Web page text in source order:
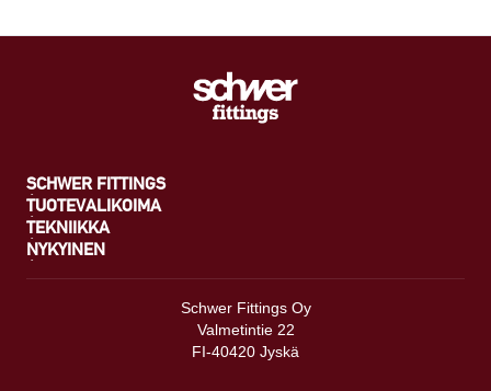
SCHWER FITTINGS
TUOTEVALIKOIMA
TEKNIIKKA
NYKYINEN
Schwer Fittings Oy
Valmetintie 22
FI-40420 Jyskä